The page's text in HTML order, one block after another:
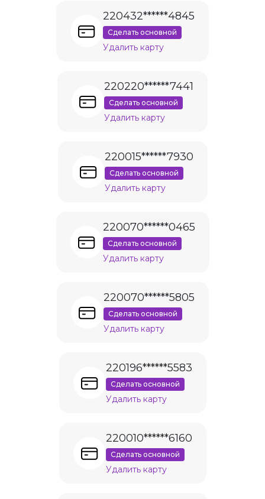
220432******4845
Сделать основной
Удалить карту
220220******7441
Сделать основной
Удалить карту
220015******7930
Сделать основной
Удалить карту
220070******0465
Сделать основной
Удалить карту
220070******5805
Сделать основной
Удалить карту
220196******5583
Сделать основной
Удалить карту
220010******6160
Сделать основной
Удалить карту